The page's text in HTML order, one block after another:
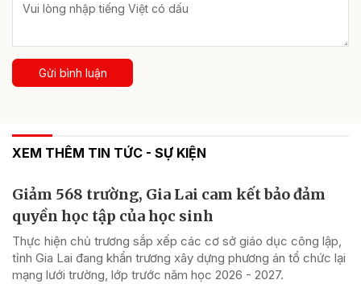
Gửi bình luận
XEM THÊM TIN TỨC - SỰ KIỆN
Giảm 568 trường, Gia Lai cam kết bảo đảm
quyền học tập của học sinh
Thực hiện chủ trương sắp xếp các cơ sở giáo dục công lập,
tỉnh Gia Lai đang khẩn trương xây dựng phương án tổ chức lại
mạng lưới trường, lớp trước năm học 2026 - 2027.